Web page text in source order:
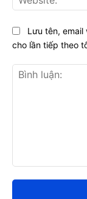
luận:
Lưu tên,
cho lần tiếp theo